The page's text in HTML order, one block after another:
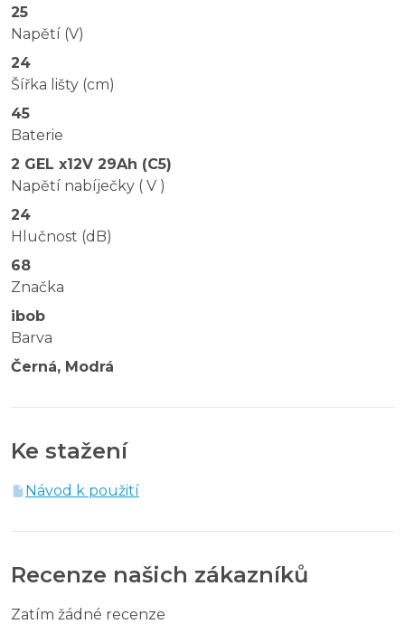
25
Napětí (V)
24
Šířka lišty (cm)
45
Baterie
2 GEL x12V 29Ah (C5)
Napětí nabíječky ( V )
24
Hlučnost (dB)
68
Značka
ibob
Barva
Černá, Modrá
Ke stažení
Návod k použití
Recenze našich zákazníků
Zatím žádné recenze